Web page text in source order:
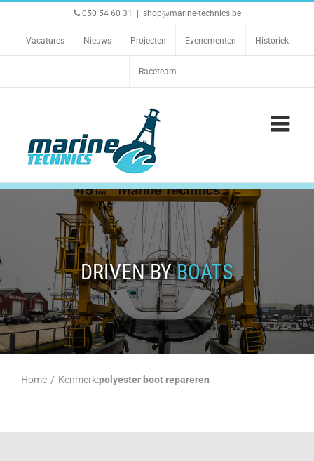
050 54 60 31 shop@marine-technics.be
Vacatures Nieuws Projecten Evenementen Historiek
Raceteam
DRIVEN BYBOATS
Home / Kenmerk:polyester boot repareren